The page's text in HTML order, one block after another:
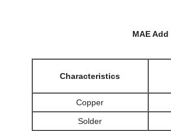
Characteristics
Copper
Solder